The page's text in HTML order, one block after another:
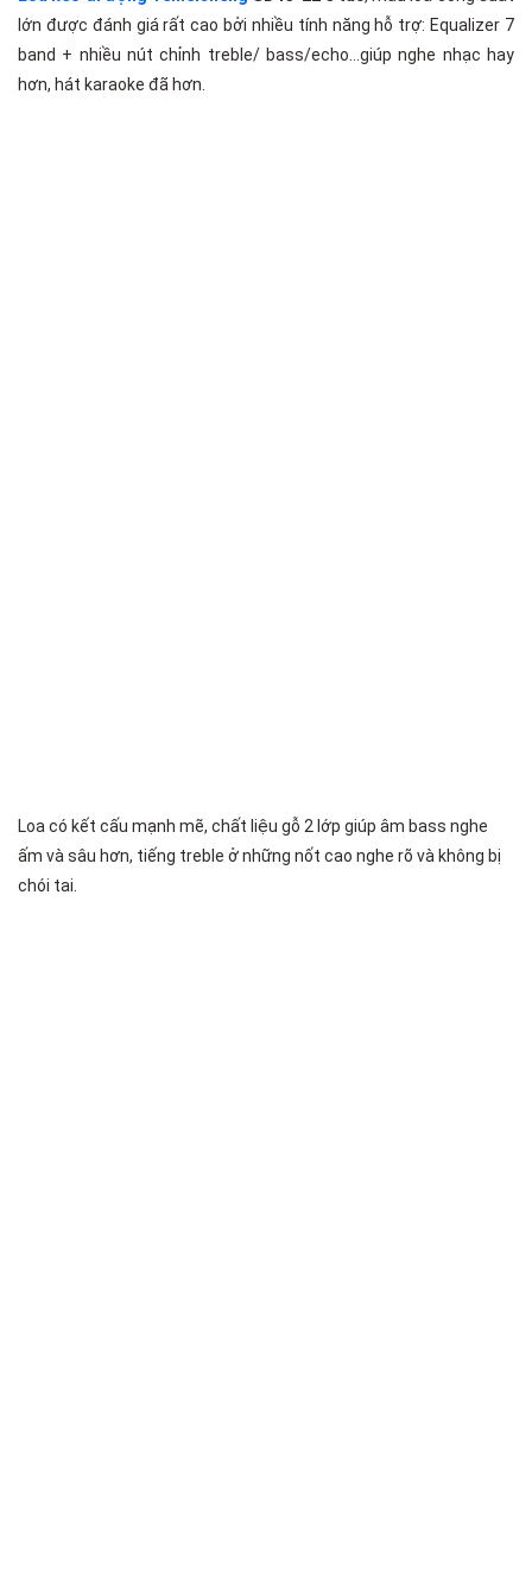
lớn được đánh giá rất cao bởi nhiều tính năng hỗ trợ: Equalizer 7
band + nhiều nút chỉnh treble/ bass/echo…giúp nghe nhạc hay
hơn, hát karaoke đã hơn.
Loa có kết cấu mạnh mẽ, chất liệu gỗ 2 lớp giúp âm bass nghe
ấm và sâu hơn, tiếng treble ở những nốt cao nghe rõ và không bị
chói tai.